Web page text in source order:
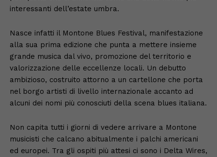
interessanti dell’estate umbra.
Nasce infatti il Montone Blues Festival, manifestazione
alla sua prima edizione che punta a mettere insieme
grande musica dal vivo, promozione del territorio e
valorizzazione delle eccellenze locali. Un debutto
ambizioso, costruito attorno a un cartellone che porta
nel borgo artisti di livello internazionale accanto ad
alcuni dei nomi più conosciuti della scena blues italiana.
Non capita tutti i giorni di vedere arrivare a Montone
musicisti che calcano abitualmente i palchi americani
ed europei. Tra gli ospiti più attesi ci sono i Delta Wires,